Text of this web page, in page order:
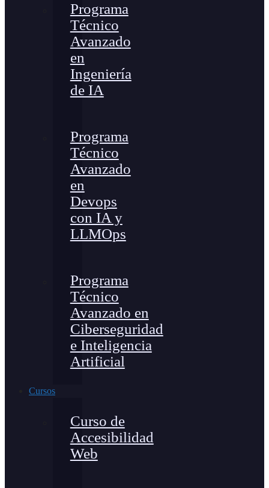
Programa
Técnico
Avanzado
en
Ingeniería
de IA
Programa
Técnico
Avanzado
en
Devops
con IA y
LLMOps
Programa
Técnico
Avanzado en
Ciberseguridad
e Inteligencia
Artificial
Cursos
Curso de
Accesibilidad
Web